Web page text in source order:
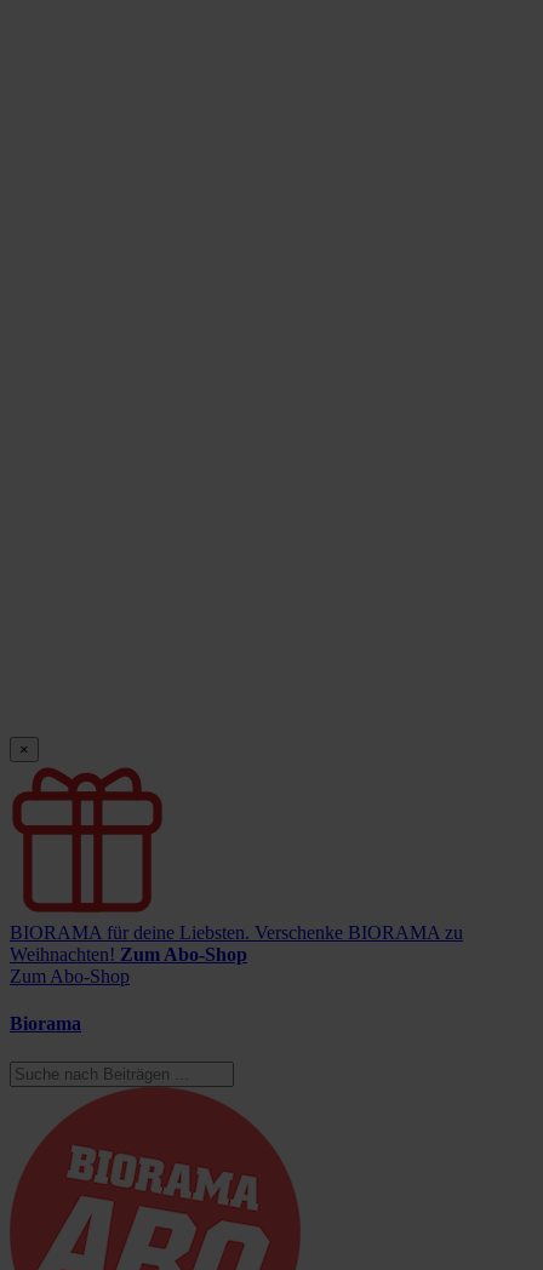
×
BIORAMA für deine Liebsten. Verschenke BIORAMA zu
Weihnachten! Zum Abo-Shop
Zum Abo-Shop
Biorama